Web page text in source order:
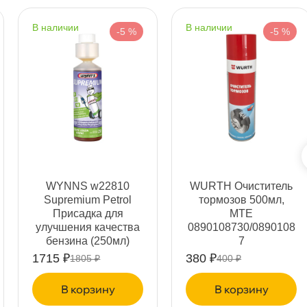
наличии -5 %
WYNNS w22810
Supremium Petrol
Присадка для
улучшения качества
ензина (250мл)
1715 ₽1805 ₽
корзину
наличии -5 %
WURTH Очиститель
тормозов 500мл,
MTE
0890108730/0890108
7
380 ₽400 ₽
корзину
06.08 (при заказе от 2000₽) Срочная за 2 ч – 399 ₽